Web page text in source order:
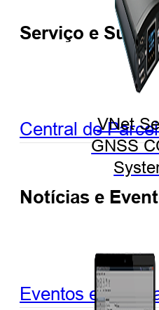
VNet
GNSS
Serviço e
Central de
Notícias e
Eventos em